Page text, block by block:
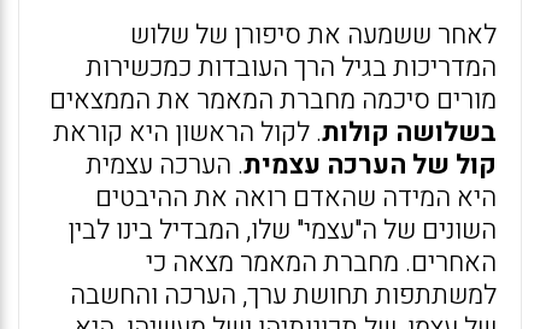
לאחר ששמעה את סיפורן של שלוש
המדריכות בגיל הרך העובדות כמכשירות
מורים סיכמה מחברת המאמר את הממצאים
בשלושה קולות. לקול הראשון היא קוראת
קול של הערכה עצמית. הערכה עצמית
היא המידה שהאדם רואה את ההיבטים
השונים של ה"עצמי" שלו, המבדיל בינו לבין
האחרים. מחברת המאמר מצאה כי
למשתתפות תחושת ערך, הערכה והחשבה